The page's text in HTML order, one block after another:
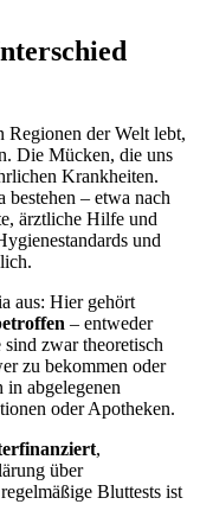
Regionen der Welt lebt,
Die Mücken, die uns
Krankheiten.
– etwa nach
ärztliche Hilfe und
und
aus: Hier gehört
– entweder
zwar theoretisch
zu bekommen oder
abgelegenen
oder Apotheken.
,
über
Bluttests ist